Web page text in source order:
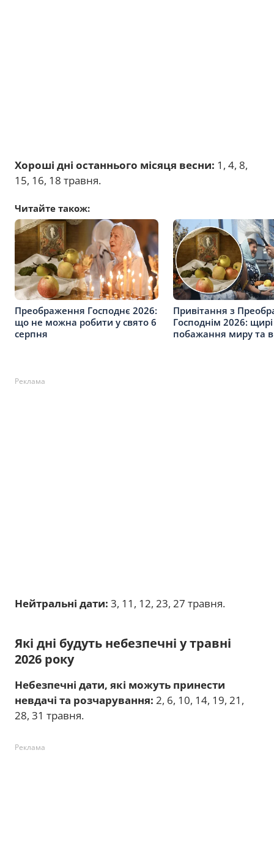
Хороші дні останнього місяця весни: 1, 4, 8,
15, 16, 18 травня.
Читайте також:
Преображення Господнє 2026:
що не можна робити у свято 6
серпня
Привітання з
Господнім 2026: щирі
побажання миру та
Реклама
Нейтральні дати: 3, 11, 12, 23, 27 травня.
Які дні будуть небезпечні у травні
2026 року
Небезпечні дати, які можуть принести
невдачі та розчарування: 2, 6, 10, 14, 19, 21,
28, 31 травня.
Реклама